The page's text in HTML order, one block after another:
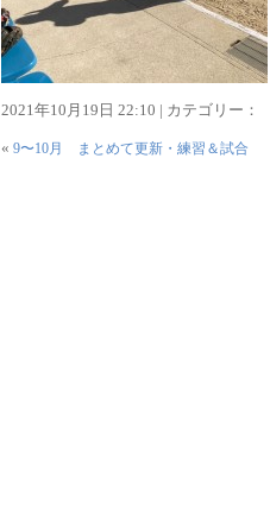
2021年10月19日 22:10 | カテゴリー：
« 9〜10月 まとめて更新・練習＆試合